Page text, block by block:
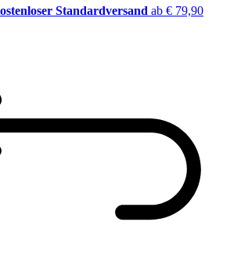
Standardversand ab € 79,90